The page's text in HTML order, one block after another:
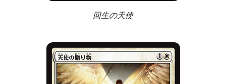
回生の天使